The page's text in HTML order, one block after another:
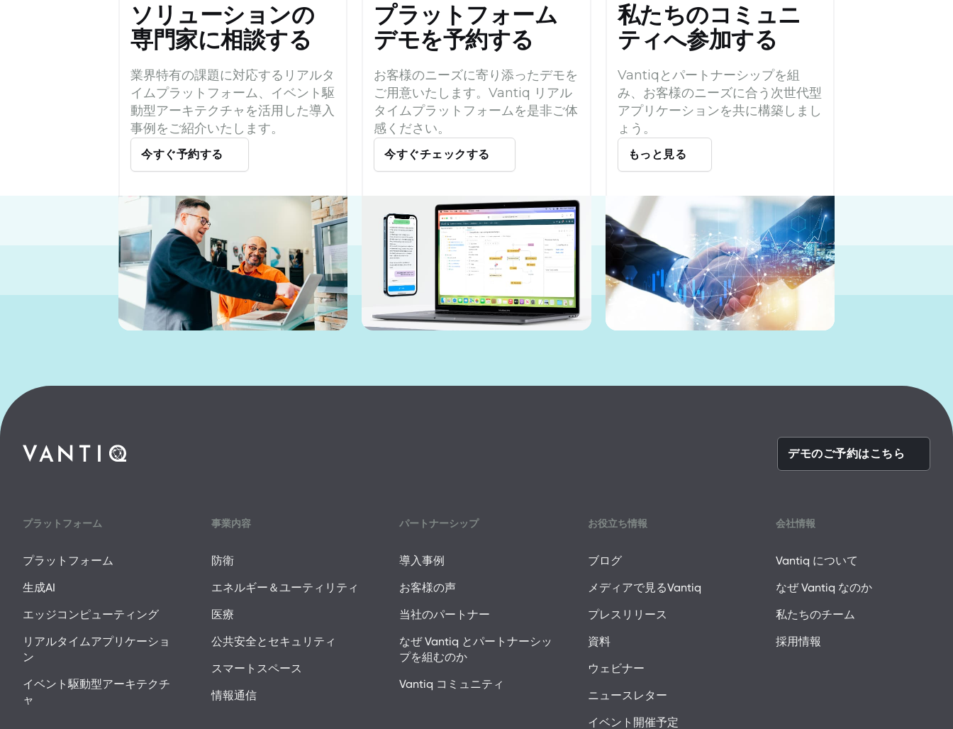
ソリューションの
専門家に相談する
業界特有の課題に対応するリアルタ
イムプラットフォーム、イベント駆
動型アーキテクチャを活用した導入
事例をご紹介いたします。
今すぐ予約する
プラットフォーム
デモを予約する
お客様のニーズに寄り添ったデモを
ご用意いたします。Vantiq リアル
タイムプラットフォームを是非ご体
感ください。
今すぐチェックする
私たちのコミュニ
ティへ参加する
Vantiqとパートナーシップを組
み、お客様のニーズに合う次世代型
アプリケーションを共に構築しまし
ょう。
もっと見る
デモのご予約はこちら
プラットフォーム
プラットフォーム
生成AI
エッジコンピューティング
リアルタイムアプリケーショ
ン
イベント駆動型アーキテクチ
ャ
事業内容
防衛
エネルギー＆ユーティリティ
医療
公共安全とセキュリティ
スマートスペース
情報通信
パートナーシップ
導入事例
お客様の声
当社のパートナー
なぜ Vantiq とパートナーシッ
プを組むのか
Vantiq コミュニティ
お役立ち情報
ブログ
メディアで見るVantiq
プレスリリース
資料
ウェビナー
ニュースレター
イベント開催予定
会社情報
Vantiq について
なぜ Vantiq なのか
私たちのチーム
採用情報